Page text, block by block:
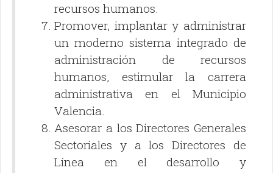
recursos humanos.
Promover, implantar y administrar
un moderno sistema integrado de
administración de recursos
humanos, estimular la carrera
administrativa en el Municipio
Valencia.
Asesorar a los Directores Generales
Sectoriales y a los Directores de
Línea en el desarrollo y